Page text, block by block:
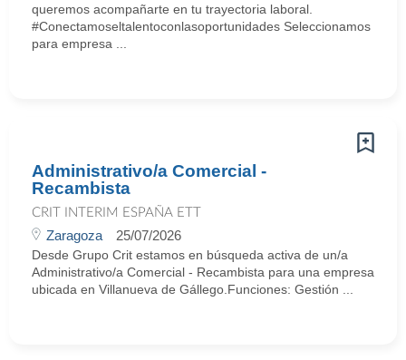
queremos acompañarte en tu trayectoria laboral.
#Conectamoseltalentoconlasoportunidades Seleccionamos
para empresa ...
Administrativo/a Comercial -
Recambista
CRIT INTERIM ESPAÑA ETT
Zaragoza 25/07/2026
Desde Grupo Crit estamos en búsqueda activa de un/a
Administrativo/a Comercial - Recambista para una empresa
ubicada en Villanueva de Gállego.Funciones: Gestión ...